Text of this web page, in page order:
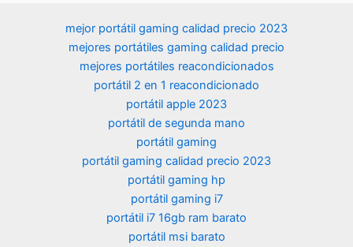
Teclado
QWERTY
Español
Teclado
QWERTY
Español
Home
Advanced)
Core black -
QWERTY
mejor portátil gaming calidad precio 2023
mejores portátiles gaming calidad precio
mejores portátiles reacondicionados
portátil 2 en 1 reacondicionado
portátil apple 2023
portátil de segunda mano
portátil gaming
portátil gaming calidad precio 2023
portátil gaming hp
portátil gaming i7
portátil i7 16gb ram barato
portátil msi barato